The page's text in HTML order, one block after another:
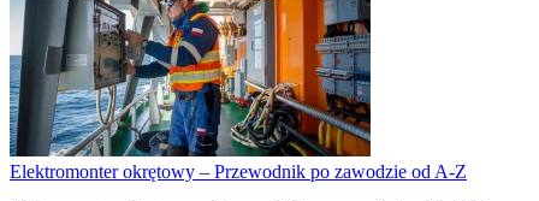
Elektromonter okrętowy – Przewodnik po zawodzie od A-Z